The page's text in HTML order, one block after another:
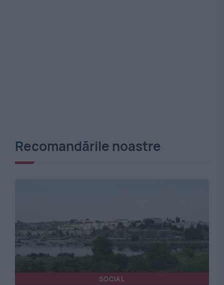
Recomandările noastre
SOCIAL